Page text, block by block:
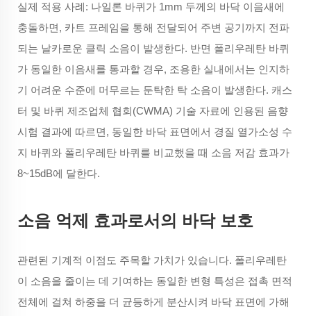
실제 적용 사례: 나일론 바퀴가 1mm 두께의 바닥 이음새에
충돌하면, 카트 프레임을 통해 전달되어 주변 공기까지 전파
되는 날카로운 클릭 소음이 발생한다. 반면 폴리우레탄 바퀴
가 동일한 이음새를 통과할 경우, 조용한 실내에서는 인지하
기 어려운 수준에 머무르는 둔탁한 탁 소음이 발생한다. 캐스
터 및 바퀴 제조업체 협회(CWMA) 기술 자료에 인용된 음향
시험 결과에 따르면, 동일한 바닥 표면에서 경질 열가소성 수
지 바퀴와 폴리우레탄 바퀴를 비교했을 때 소음 저감 효과가
8~15dB에 달한다.
소음 억제 효과로서의 바닥 보호
관련된 기계적 이점도 주목할 가치가 있습니다. 폴리우레탄
이 소음을 줄이는 데 기여하는 동일한 변형 특성은 접촉 면적
전체에 걸쳐 하중을 더 균등하게 분산시켜 바닥 표면에 가해